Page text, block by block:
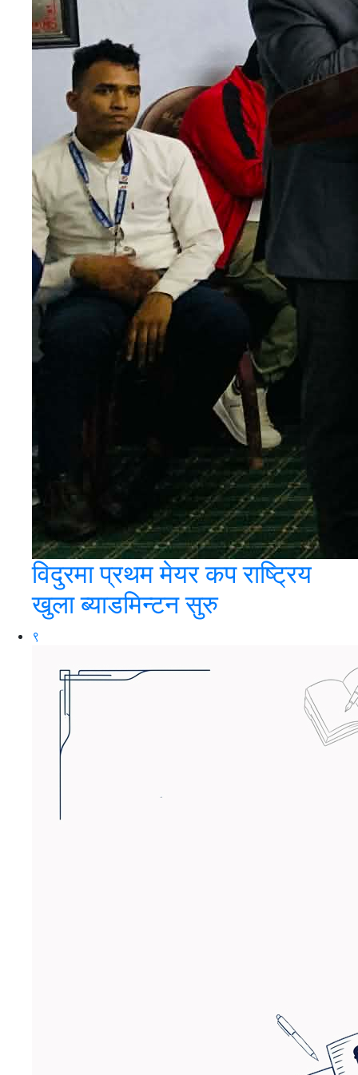
विदुरमा प्रथम मेयर कप राष्ट्रिय
खुला ब्याडमिन्टन सुरु
९